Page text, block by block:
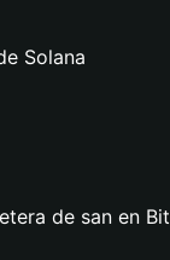
Solana
de san en